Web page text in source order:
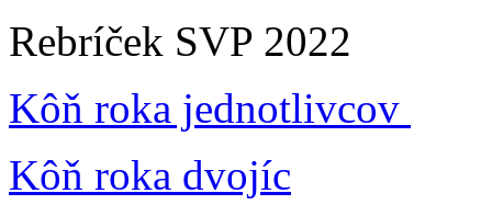
Rebríček SVP 2022
Kôň roka jednotlivcov
Kôň roka dvojíc